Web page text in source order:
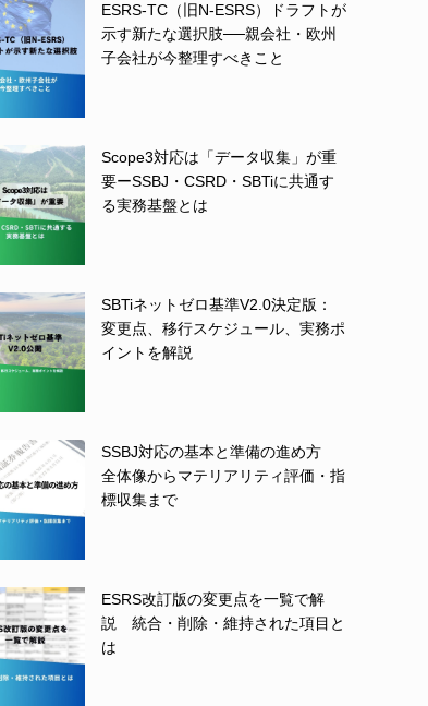
ESRS-TC（旧N-ESRS）ドラフトが
示す新たな選択肢──親会社・欧州
子会社が今整理すべきこと
Scope3対応は「データ収集」が重
要ーSSBJ・CSRD・SBTiに共通す
る実務基盤とは
SBTiネットゼロ基準V2.0決定版：
変更点、移行スケジュール、実務ポ
イントを解説
SSBJ対応の基本と準備の進め方
全体像からマテリアリティ評価・指
標収集まで
ESRS改訂版の変更点を一覧で解
説 統合・削除・維持された項目と
は